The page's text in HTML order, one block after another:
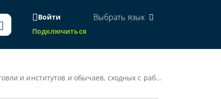
Войти
Подключиться
Выбрать язык
институтов и обычаев, сходных с рабством»